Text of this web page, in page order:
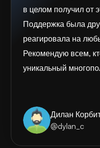
в целом получил от
Поддержка была
реагировала на
Рекомендую всем,
уникальный
Дилан
@dylan_c